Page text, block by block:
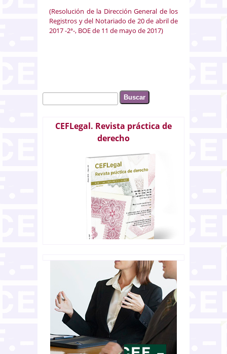
(Resolución de la Dirección General de los
Registros y del Notariado de 20 de abril de
2017 -2ª-, BOE de 11 de mayo de 2017)
Formulario de búsqueda
Buscar
CEFLegal. Revista práctica de
derecho